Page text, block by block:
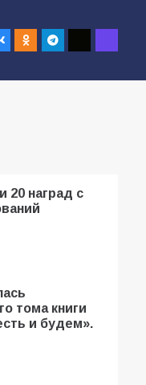
20 наград с
тома книги
и будем».